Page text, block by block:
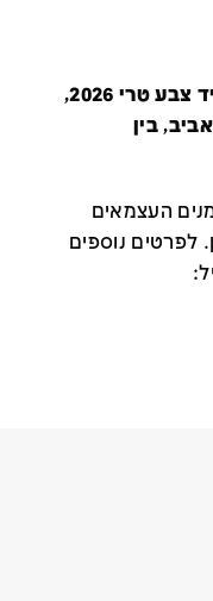
קטלוג זה מציג את כל משתתפי יריד צבע טרי 2026,
בין
העצמאים
. לפרטים נוספים
: